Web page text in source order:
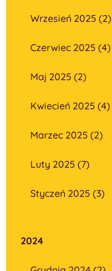
Wrzesień 2025 (2)
Czerwiec 2025 (4)
Maj 2025 (2)
Kwiecień 2025 (4)
Marzec 2025 (2)
Luty 2025 (7)
Styczeń 2025 (3)
2024